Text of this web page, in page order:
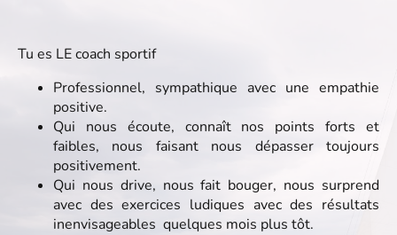
Tu es LE coach sportif
Professionnel, sympathique avec une empathie
positive.
Qui nous écoute, connaît nos points forts et
faibles, nous faisant nous dépasser toujours
positivement.
Qui nous drive, nous fait bouger, nous surprend
avec des exercices ludiques avec des résultats
inenvisageables quelques mois plus tôt.